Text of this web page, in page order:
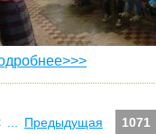
Предыдущая
1071